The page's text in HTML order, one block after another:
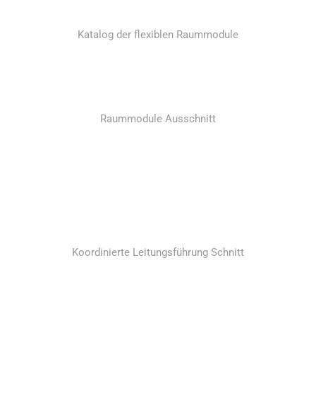
Katalog der flexiblen Raummodule
Raummodule Ausschnitt
Koordinierte Leitungsführung Schnitt